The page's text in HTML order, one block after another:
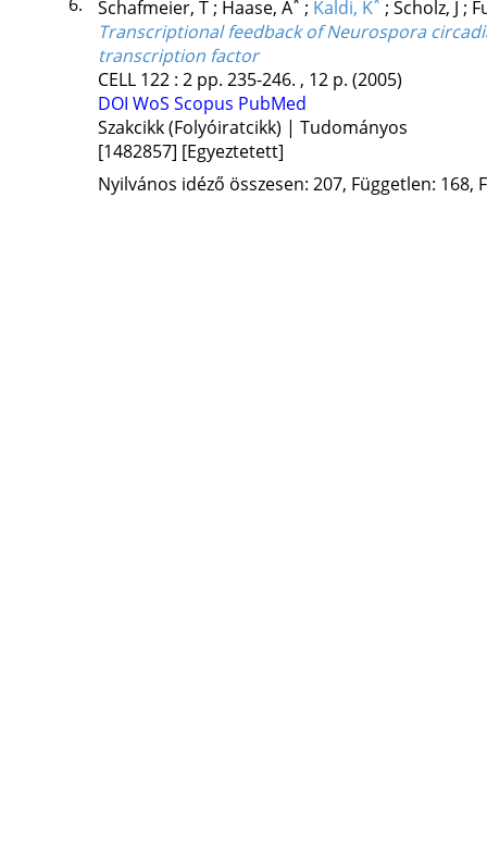
Schafmeier, T; Haase, A ; Kaldi, K ; Scholz, J ;
Transcriptional feedback of Neurospora
transcription factor
CELL 122: 2 pp. 235-246. , 12 p. (2005)
DOI WoS Scopus PubMed
Szakcikk (Folyóiratcikk) | Tudományos
[1482857] [Egyeztetett]
Nyilvános idéző összesen: 207, Független: 168,